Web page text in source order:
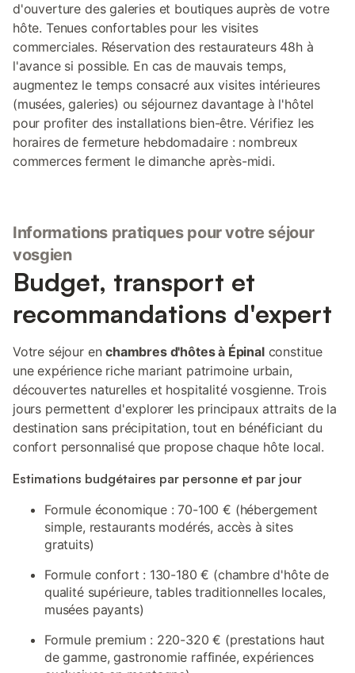
d'ouverture des galeries et boutiques auprès de votre
hôte. Tenues confortables pour les visites
commerciales. Réservation des restaurateurs 48h à
l'avance si possible. En cas de mauvais temps,
augmentez le temps consacré aux visites intérieures
(musées, galeries) ou séjournez davantage à l'hôtel
pour profiter des installations bien-être. Vérifiez les
horaires de fermeture hebdomadaire : nombreux
commerces ferment le dimanche après-midi.
Informations pratiques pour votre séjour
vosgien
Budget, transport et
recommandations d'expert
Votre séjour enchambres d'hôtes à Épinalconstitue
une expérience riche mariant patrimoine urbain,
découvertes naturelles et hospitalité vosgienne. Trois
jours permettent d'explorer les principaux attraits de la
destination sans précipitation, tout en bénéficiant du
confort personnalisé que propose chaque hôte local.
Estimations budgétaires par personne et par jour
Formule économique : 70-100 € (hébergement
simple, restaurants modérés, accès à sites
gratuits)
Formule confort : 130-180 € (chambre d'hôte de
qualité supérieure, tables traditionnelles locales,
musées payants)
Formule premium : 220-320 € (prestations haut
de gamme, gastronomie raffinée, expériences